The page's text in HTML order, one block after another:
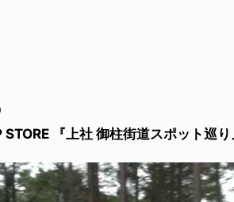
STORE 『上社 御柱街道スポット巡り